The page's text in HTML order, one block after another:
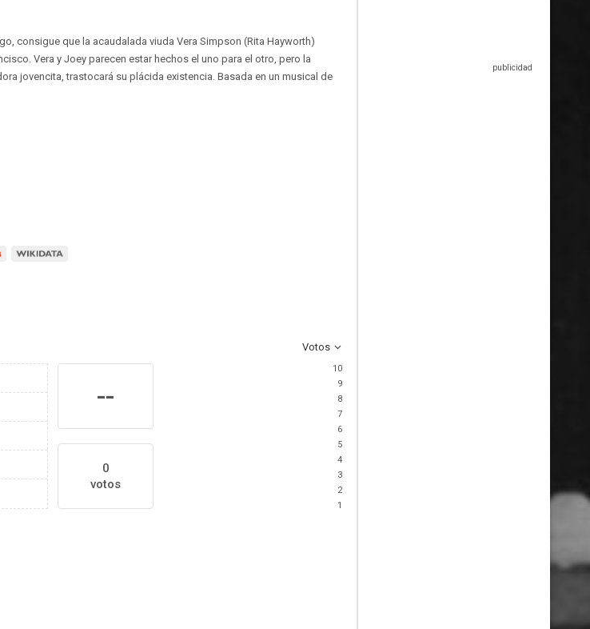
consigue que la acaudalada viuda Vera Simpson (Rita Hayworth)
Vera y Joey parecen estar hechos el uno para el otro, pero la
jovencita, trastocará su plácida existencia. Basada en un musical de
Votos
--
0
votos
10
9
8
7
6
5
4
3
2
1